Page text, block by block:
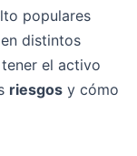
populares
distintos
el activo
riesgos y cómo